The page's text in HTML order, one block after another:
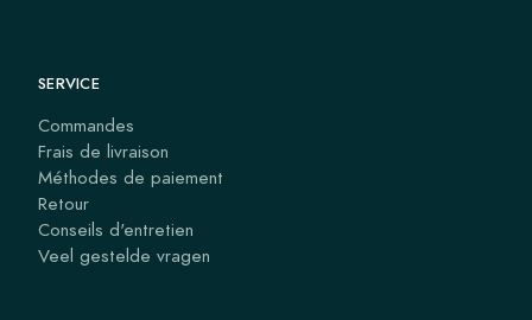
SERVICE
Commandes
Frais de livraison
Méthodes de paiement
Retour
Conseils d'entretien
Veel gestelde vragen